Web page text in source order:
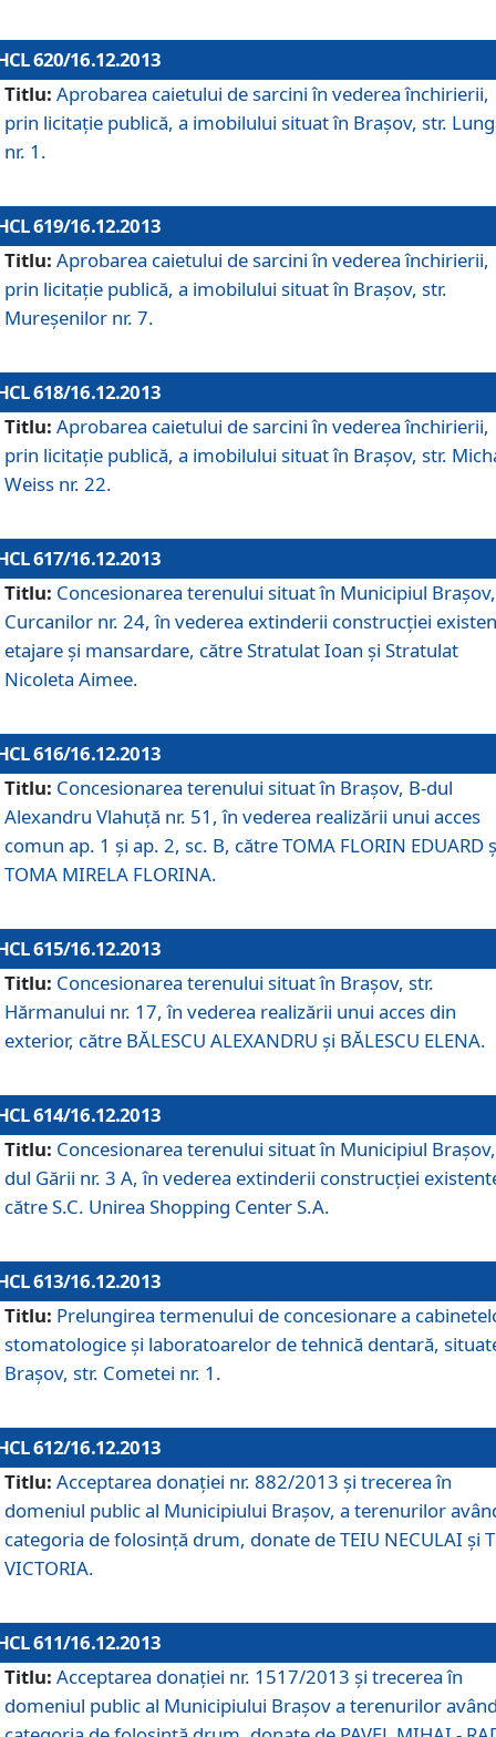
620/16.12.2013
Titlu: Aprobarea caietului de sarcini în vederea închirierii,
prin licitaţie publică, a imobilului situat în Braşov, str.
nr. 1.
619/16.12.2013
Titlu: Aprobarea caietului de sarcini în vederea închirierii,
prin licitaţie publică, a imobilului situat în Braşov, str.
Mureşenilor nr. 7.
618/16.12.2013
Titlu: Aprobarea caietului de sarcini în vederea închirierii,
prin licitaţie publică, a imobilului situat în Braşov, str.
Weiss nr. 22.
617/16.12.2013
Titlu: Concesionarea terenului situat în Municipiul
Curcanilor nr. 24, în vederea extinderii construcţiei
etajare şi mansardare, către Stratulat Ioan şi Stratulat
Nicoleta Aimee.
616/16.12.2013
Titlu: Concesionarea terenului situat în Braşov, B-dul
Alexandru Vlahuţă nr. 51, în vederea realizării unui acces
comun ap. 1 şi ap. 2, sc. B, către TOMA FLORIN EDUARD
TOMA MIRELA FLORINA.
615/16.12.2013
Titlu: Concesionarea terenului situat în Braşov, str.
Hărmanului nr. 17, în vederea realizării unui acces din
exterior, către BĂLESCU ALEXANDRU şi BĂLESCU ELENA.
614/16.12.2013
Titlu: Concesionarea terenului situat în Municipiul
dul Gării nr. 3 A, în vederea extinderii construcţiei
către S.C. Unirea Shopping Center S.A.
613/16.12.2013
Titlu: Prelungirea termenului de concesionare a
stomatologice şi laboratoarelor de tehnică dentară,
Braşov, str. Cometei nr. 1.
612/16.12.2013
Titlu: Acceptarea donaţiei nr. 882/2013 şi trecerea în
domeniul public al Municipiului Braşov, a terenurilor
categoria de folosinţă drum, donate de TEIU NECULAI şi
VICTORIA.
611/16.12.2013
Titlu: Acceptarea donaţiei nr. 1517/2013 şi trecerea în
domeniul public al Municipiului Braşov a terenurilor